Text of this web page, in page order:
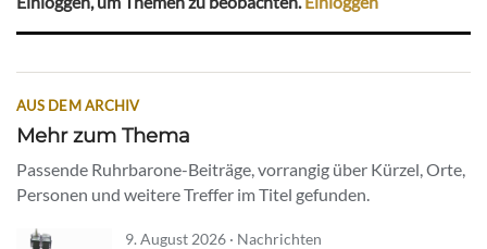
AUS DEM ARCHIV
Mehr zum Thema
Passende Ruhrbarone-Beiträge, vorrangig über Kürzel, Orte,
Personen und weitere Treffer im Titel gefunden.
9. August 2026 · Nachrichten